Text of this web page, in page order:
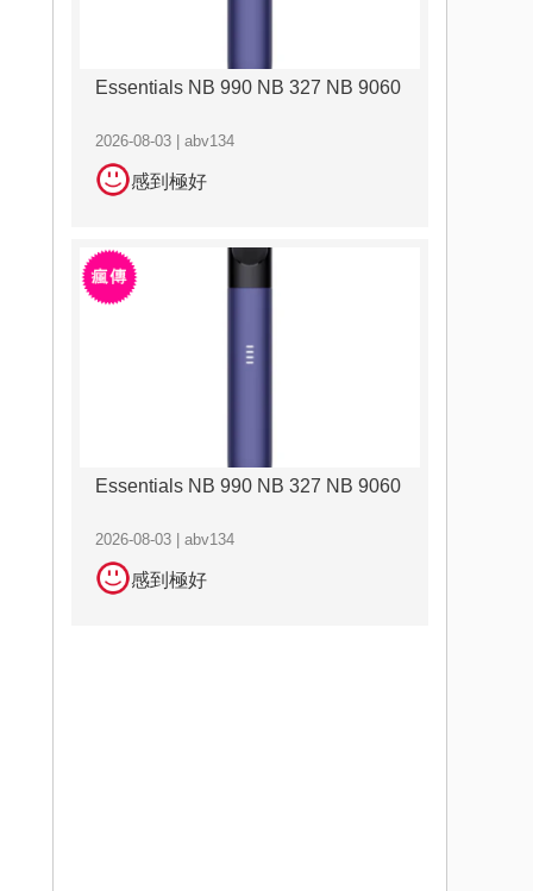
Essentials NB 990 NB 327 NB 9060
2026-08-03 | abv134
感到極好
Essentials NB 990 NB 327 NB 9060
2026-08-03 | abv134
感到極好